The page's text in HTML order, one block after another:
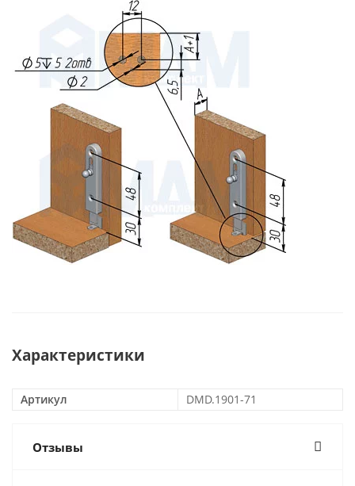
Характеристики
Артикул DMD.1901-71
Отзывы